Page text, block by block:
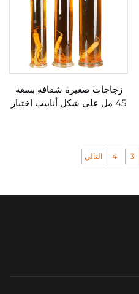
زجاجات صغيرة شفافة بسعة
45 مل على شكل أنابيب اختبار
3
4 التالي